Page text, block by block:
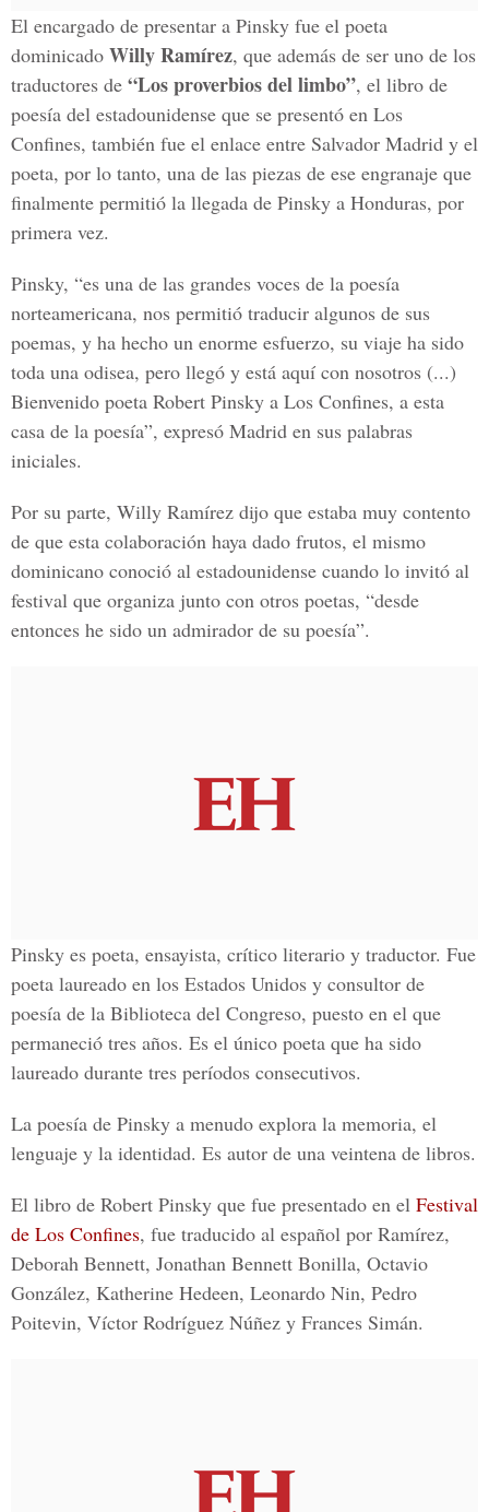
El encargado de presentar a Pinsky fue el poeta
dominicado Willy Ramírez, que además de ser uno de los
traductores de “Los proverbios del limbo”, el libro de
poesía del estadounidense que se presentó en Los
Confines, también fue el enlace entre Salvador Madrid y el
poeta, por lo tanto, una de las piezas de ese engranaje que
finalmente permitió la llegada de Pinsky a Honduras, por
primera vez.
Pinsky, “es una de las grandes voces de la poesía
norteamericana, nos permitió traducir algunos de sus
poemas, y ha hecho un enorme esfuerzo, su viaje ha sido
toda una odisea, pero llegó y está aquí con nosotros (...)
Bienvenido poeta Robert Pinsky a Los Confines, a esta
casa de la poesía”, expresó Madrid en sus palabras
iniciales.
Por su parte, Willy Ramírez dijo que estaba muy contento
de que esta colaboración haya dado frutos, el mismo
dominicano conoció al estadounidense cuando lo invitó al
festival que organiza junto con otros poetas, “desde
entonces he sido un admirador de su poesía”.
Pinsky es poeta, ensayista, crítico literario y traductor. Fue
poeta laureado en los Estados Unidos y consultor de
poesía de la Biblioteca del Congreso, puesto en el que
permaneció tres años. Es el único poeta que ha sido
laureado durante tres períodos consecutivos.
La poesía de Pinsky a menudo explora la memoria, el
lenguaje y la identidad. Es autor de una veintena de libros.
El libro de Robert Pinsky que fue presentado en el Festival
de Los Confines, fue traducido al español por Ramírez,
Deborah Bennett, Jonathan Bennett Bonilla, Octavio
González, Katherine Hedeen, Leonardo Nin, Pedro
Poitevin, Víctor Rodríguez Núñez y Frances Simán.